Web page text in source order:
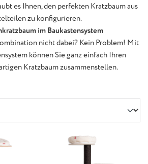
es Ihnen, den perfekten Kratzbaum aus
zu konfigurieren.
im Baukastensystem
nicht dabei? Kein Problem! Mit
können Sie ganz einfach Ihren
Kratzbaum zusammenstellen.